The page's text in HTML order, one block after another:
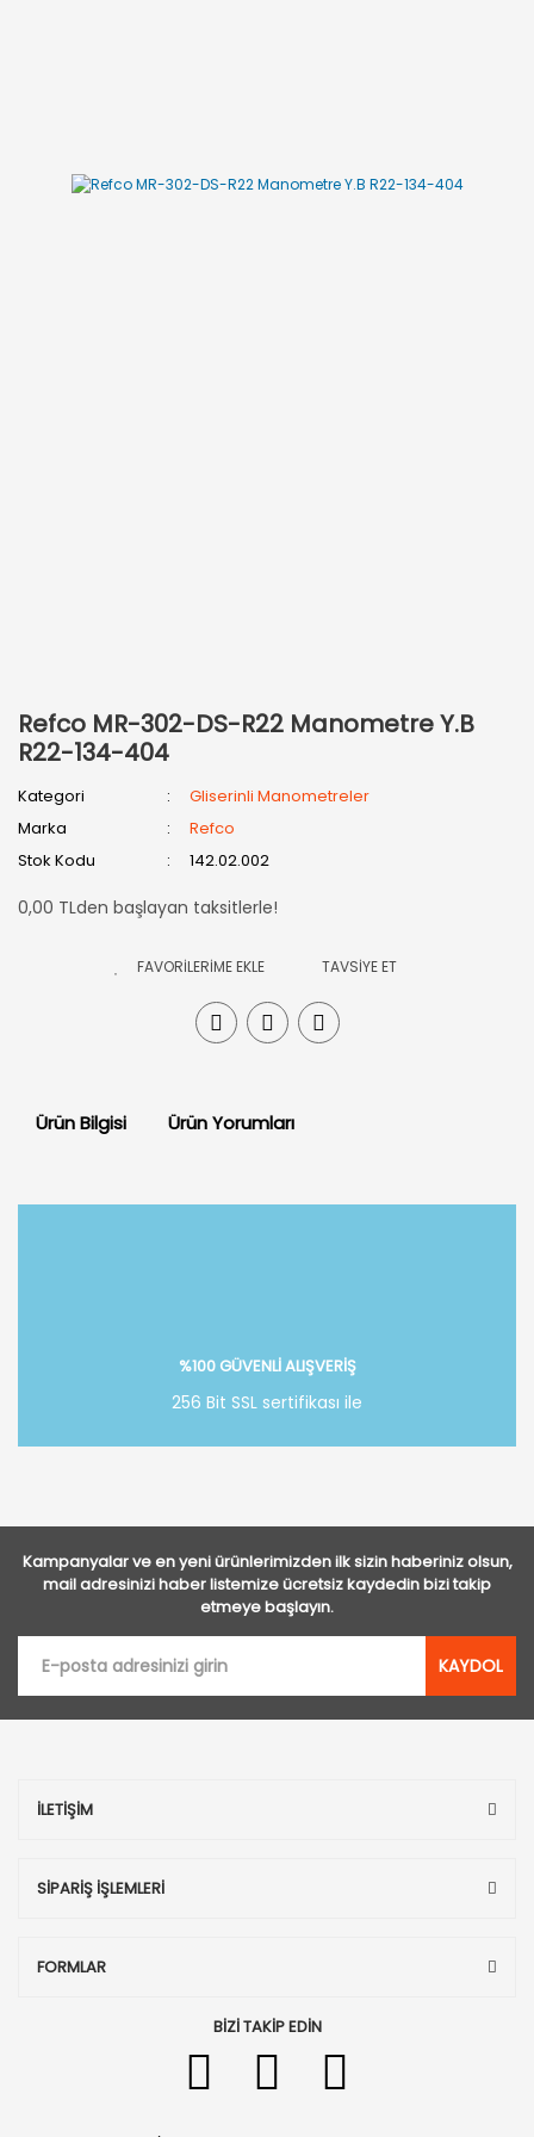
Refco MR-302-DS-R22 Manometre Y.B
R22-134-404
Kategori
Gliserinli Manometreler
Marka
Refco
Stok Kodu
142.02.002
0,00 TLden başlayan taksitlerle!
TAVSİYE ET
Ürün Bilgisi Ürün Yorumları
%100 GÜVENLİ ALIŞVERİŞ
256 Bit SSL sertifikası ile
Kampanyalar ve en yeni ürünlerimizden ilk sizin haberiniz olsun,
mail adresinizi haber listemize ücretsiz kaydedin bizi takip
etmeye başlayın.
KAYDOL
İLETİŞİM
SİPARİŞ İŞLEMLERİ
FORMLAR
BİZİ TAKİP EDİN